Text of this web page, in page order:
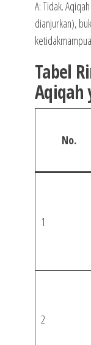
A: Tidak.
dianjurkan),
Tabel
Aqiqah
No.
1
2